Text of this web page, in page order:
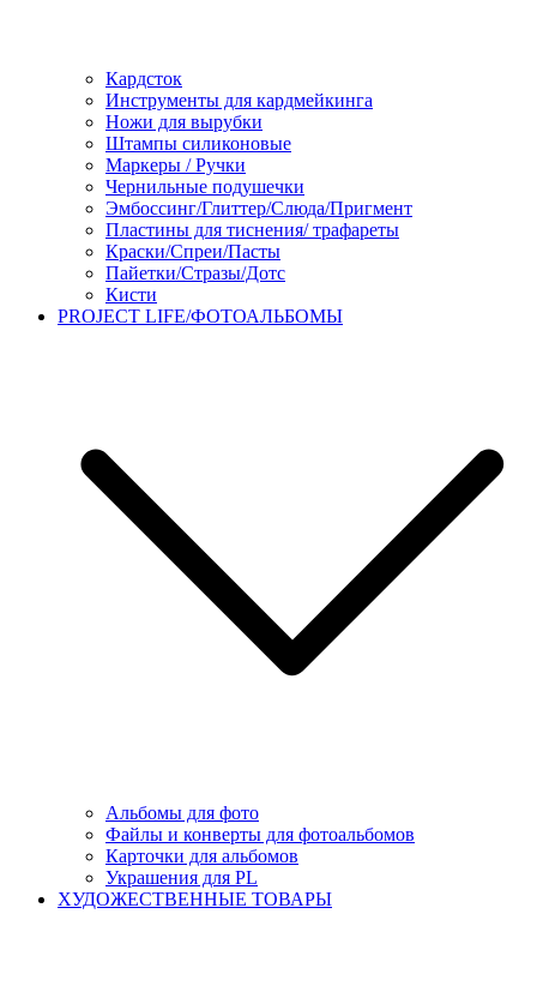
Кардсток
Инструменты для кардмейкинга
Ножи для вырубки
Штампы силиконовые
Маркеры / Ручки
Чернильные подушечки
Эмбоссинг/Глиттер/Слюда/Пригмент
Пластины для тиснения/ трафареты
Краски/Спреи/Пасты
Пайетки/Стразы/Дотс
Кисти
PROJECT LIFE/ФОТОАЛЬБОМЫ
Альбомы для фото
Файлы и конверты для фотоальбомов
Карточки для альбомов
Украшения для PL
ХУДОЖЕСТВЕННЫЕ ТОВАРЫ